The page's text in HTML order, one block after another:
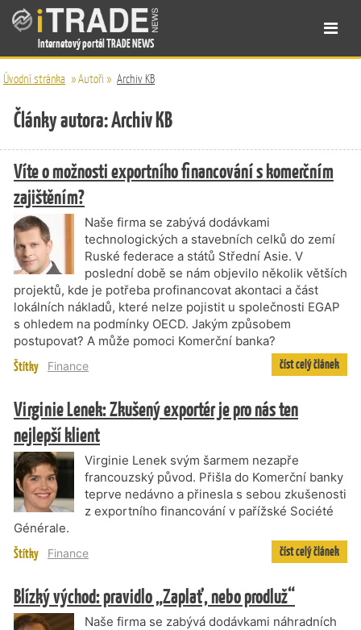
Internetový portál TRADE NEWS
Úvodní stránka »Autoři » Archiv KB
Články autora: Archiv KB
Víte o možnosti exportního financování s komerčním
zajištěním?
Naše firma se zabývá dodávkami
technologických a stavebních celků do zemí
Ruské federace a států Střední Asie. V
poslední době se nám objevilo několik větších
projektů, kde je potřeba profinancovat akontaci a část
lokálních nákladů, které nelze pojistit u společnosti EGAP
s ohledem na podmínky OECD. Jakým způsobem
postupovat? A může pomoci Komerční banka?
Štítky Finance číst celý článek
Virginie Lenek: Zkušený exportér je pro nás ten
nejlepší klient
Virginie Lenek svým šarmem nezapře
francouzský původ. Přišla do Komerční banky
teprve nedávno a přinesla s sebou zkušenosti
z exportního financování v pařížské Société
Générale.
Štítky Finance číst celý článek
Blízký východ: pravidlo „Zaplať, nebo prodluž“
Naše firma se zabývá dodávkami náhradních